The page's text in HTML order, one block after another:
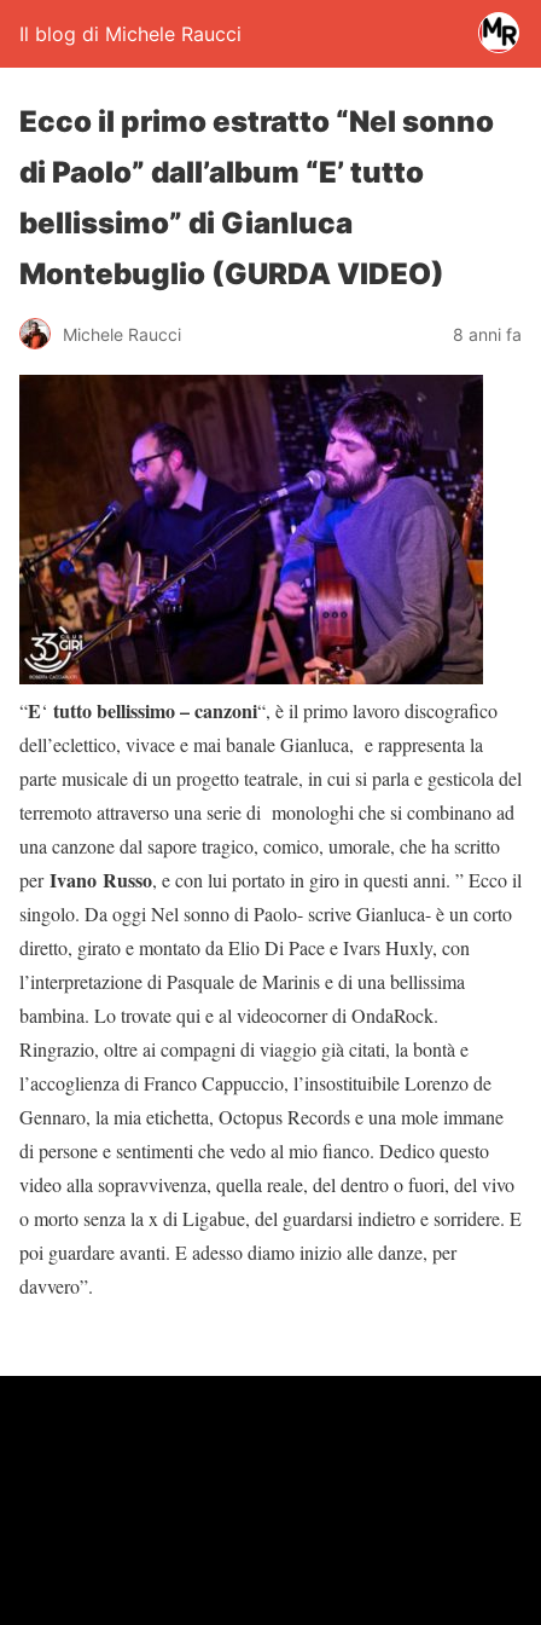
Il blog di Michele Raucci
Ecco il primo estratto “Nel sonno
di Paolo” dall’album “E’ tutto
bellissimo” di Gianluca
Montebuglio (GURDA VIDEO)
Michele Raucci 8 anni fa
“E‘ tutto bellissimo – canzoni“, è il primo lavoro discografico
dell’eclettico, vivace e mai banale Gianluca, e rappresenta la
parte musicale di un progetto teatrale, in cui si parla e gesticola del
terremoto attraverso una serie di monologhi che si combinano ad
una canzone dal sapore tragico, comico, umorale, che ha scritto
perIvano Russo, e con lui portato in giro in questi anni. ” Ecco il
singolo. Da oggi Nel sonno di Paolo- scrive Gianluca- è un corto
diretto, girato e montato da Elio Di Pace e Ivars Huxly, con
l’interpretazione di Pasquale de Marinis e di una bellissima
bambina. Lo trovate qui e al videocorner di OndaRock.
Ringrazio, oltre ai compagni di viaggio già citati, la bontà e
l’accoglienza di Franco Cappuccio, l’insostituibile Lorenzo de
Gennaro, la mia etichetta, Octopus Records e una mole immane
di persone e sentimenti che vedo al mio fianco. Dedico questo
video alla sopravvivenza, quella reale, del dentro o fuori, del vivo
o morto senza la x di Ligabue, del guardarsi indietro e sorridere. E
poi guardare avanti. E adesso diamo inizio alle danze, per
davvero”.